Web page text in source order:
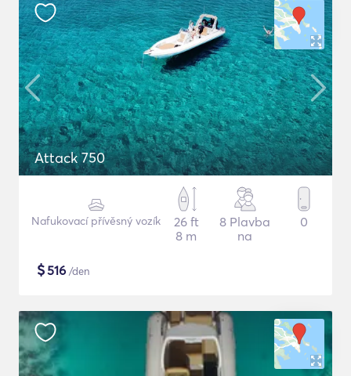
Attack 750
Nafukovací přívěsný vozík
26 ft
8 m
8 Plavba
na
0
$516 /den